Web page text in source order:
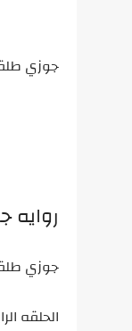
جوزي
جوزي
الحلقه